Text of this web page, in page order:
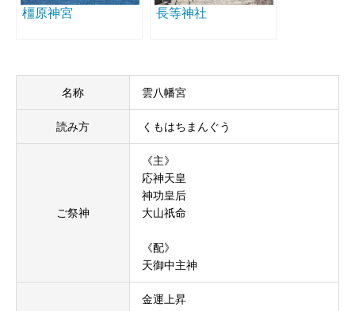
橿原神宮 長等神社
名称 雲八幡宮
読み方 くもはちまんぐう
ご祭神
《主》
応神天皇
神功皇后
大山祇命
《配》
天御中主神
金運上昇